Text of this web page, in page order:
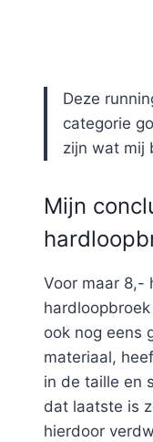
Deze
categorie
zijn wat mij
Mijn
Voor maar 8,-
ook nog eens
materiaal,
in de taille en
dat laatste is
hierdoor